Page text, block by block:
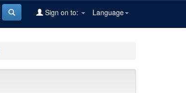
Language
Sign on to: